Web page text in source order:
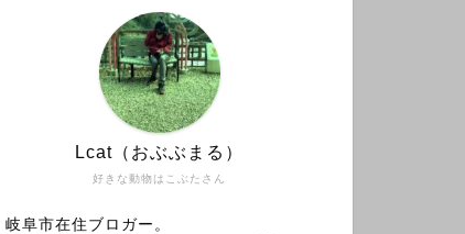
好きな動物はこぶたさん
Lcat（おぶぶまる）
岐阜市在住ブロガー。